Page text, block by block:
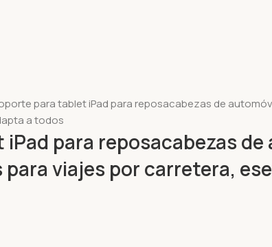
para tablet iPad para reposacabezas de
a todos
iPad para reposacabezas
viajes por carretera,